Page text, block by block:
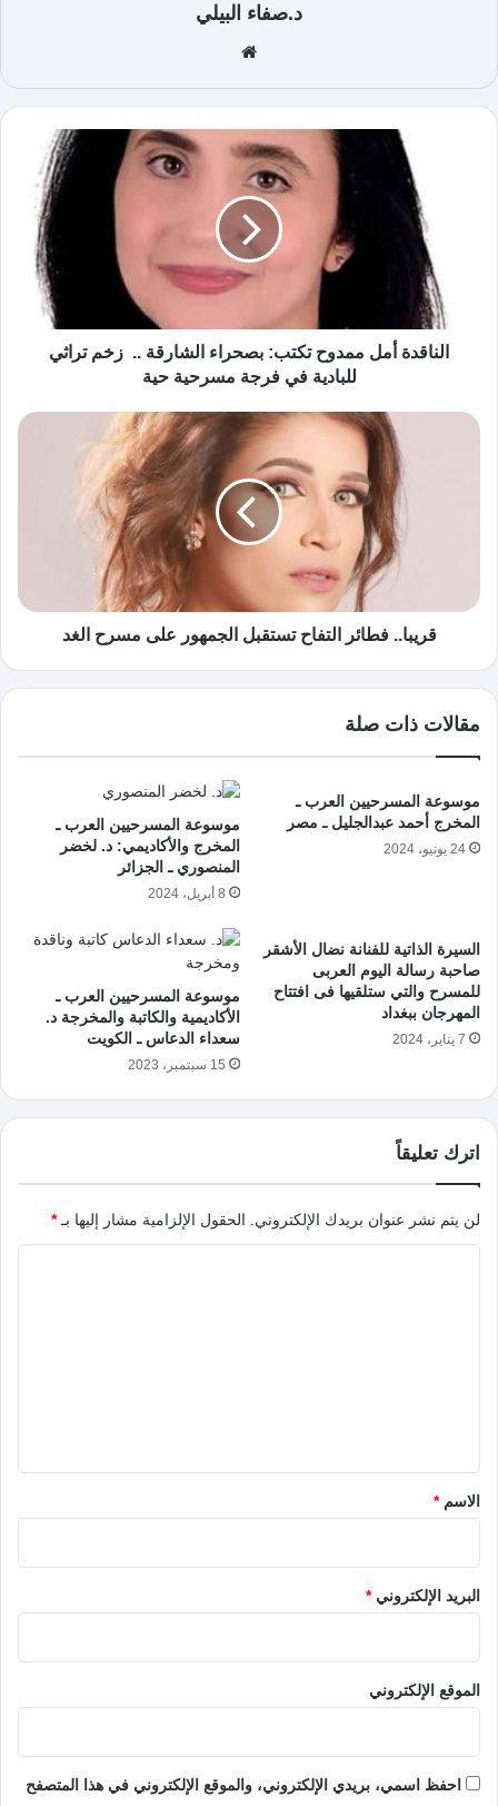
د.صفاء البيلي
الوي
ب
الناقدة أمل ممدوح تكتب: بصحراء الشارقة .. زخم تراثي
للبادية في فرجة مسرحية حية
قريبا.. فطائر التفاح تستقبل الجمهور على مسرح الغد
مقالات ذات صلة
موسوعة المسرحيين العرب ـ
المخرج أحمد عبدالجليل ـ مصر
24 يونيو، 2024
موسوعة المسرحيين العرب ـ
المخرج والأكاديمي: د. لخضر
المنصوري ـ الجزائر
8 أبريل، 2024
السيرة الذاتية للفنانة نضال الأشقر
صاحبة رسالة اليوم العربى
للمسرح والتي ستلقيها فى افتتاح
المهرجان ببغداد
7 يناير، 2024
موسوعة المسرحيين العرب ـ
الأكاديمية والكاتبة والمخرجة د.
سعداء الدعاس ـ الكويت
15 سبتمبر، 2023
اترك تعليقاً
لن يتم نشر عنوان بريدك الإلكتروني. الحقول الإلزامية مشار إليها بـ*
*الاسم*
البريد الإلكتروني*
الموقع الإلكتروني
احفظ اسمي، بريدي الإلكتروني، والموقع الإلكتروني في هذا المتصفح